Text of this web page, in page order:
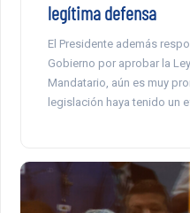
legítima defensa
El Presidente además
Gobierno por aprobar la
Mandatario, aún es muy
legislación haya tenido un